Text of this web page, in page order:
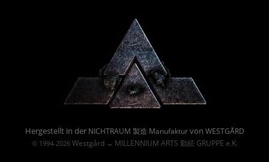
Hergestellt in der NICHTRAUM 製造 Manufakturvon WESTGÅRD
© 1994-2026 Westgård→ MILLENNIUM ARTS 勤続 GRUPPE e.K.
Powered By :